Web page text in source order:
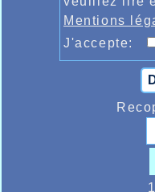
Mentions
J'accepte: